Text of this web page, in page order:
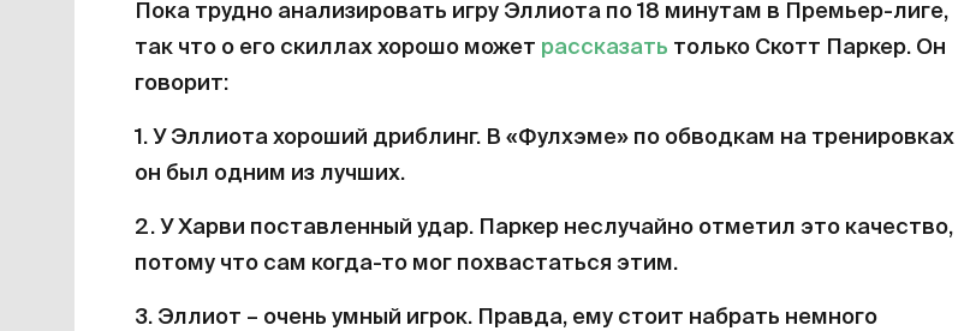
Пока трудно анализировать игру Эллиота по 18 минутам в Премьер-лиге,
так что о его скиллах хорошо может рассказать только Скотт Паркер. Он
говорит:
1. У Эллиота хороший дриблинг. В «Фулхэме» по обводкам на тренировках
он был одним из лучших.
2. У Харви поставленный удар. Паркер неслучайно отметил это качество,
потому что сам когда-то мог похвастаться этим.
3. Эллиот – очень умный игрок. Правда, ему стоит набрать немного